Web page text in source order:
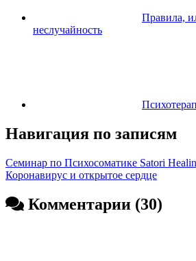
Правила,
неслучайность
Навигация по записям
Семинар по Психосоматике Satori
Коронавирус и открытое сердце
Комментарии (30)